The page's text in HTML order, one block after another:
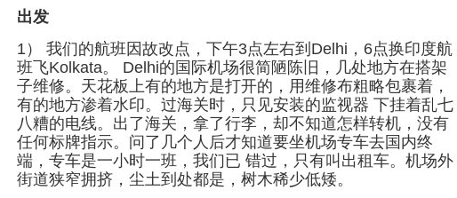
出发
1） 我们的航班因故改点，下午3点左右到Delhi，6点换印度航
班飞Kolkata。 Delhi的国际机场很简陋陈旧，几处地方在搭架
子维修。天花板上有的地方是打开的，用维修布粗略包裹着，
有的地方渗着水印。过海关时，只见安装的监视器 下挂着乱七
八糟的电线。出了海关，拿了行李，却不知道怎样转机，没有
任何标牌指示。问了几个人后才知道要坐机场专车去国内终
端，专车是一小时一班，我们已 错过，只有叫出租车。机场外
街道狭窄拥挤，尘土到处都是，树木稀少低矮。